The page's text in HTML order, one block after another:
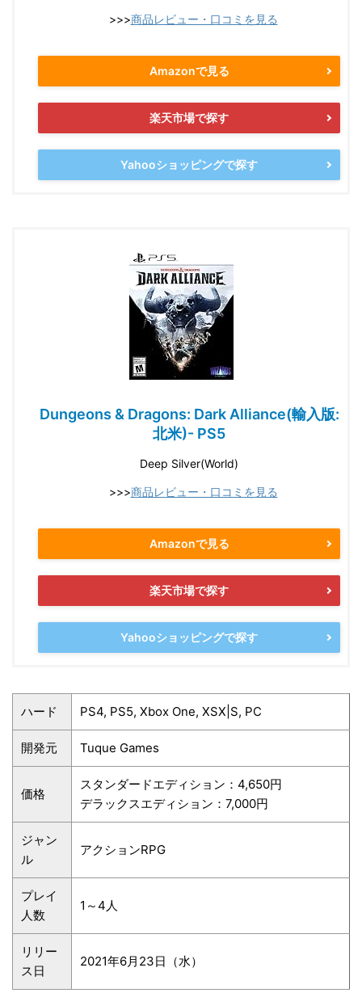
>>>商品レビュー・口コミを見る
Amazonで見る
楽天市場で探す
Yahooショッピングで探す
Dungeons & Dragons: Dark Alliance(輸入版:
北米)- PS5
Deep Silver(World)
>>>商品レビュー・口コミを見る
Amazonで見る
楽天市場で探す
Yahooショッピングで探す
ハード PS4, PS5, Xbox One, XSX|S, PC
開発元 Tuque Games
価格
スタンダードエディション：4,650円
デラックスエディション：7,000円
ジャン
ル
アクションRPG
プレイ
人数
1～4人
リリー
ス日
2021年6月23日（水）